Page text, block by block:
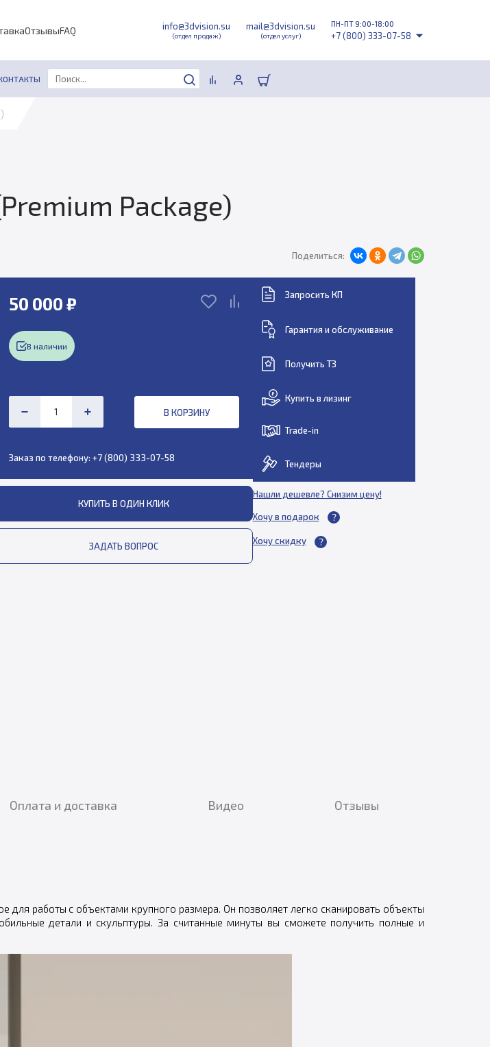
ОтзывыFAQ info@3dvision.su
(отдел продаж)
mail@3dvision.su
(отдел услуг)
ПН-ПТ 9:00-18:00
+7 (800) 333-07-58
Package)
Поделиться:
50 000 ₽
В наличии
В КОРЗИНУ
Заказ по телефону: +7 (800) 333-07-58
КУПИТЬ В ОДИН КЛИК
ЗАДАТЬ ВОПРОС
Запросить КП
Гарантия и обслуживание
Получить ТЗ
Купить в лизинг
Trade-in
Тендеры
Нашли дешевле? Снизим цену!
Хочу в подарок
Хочу скидку
Оплата и доставка Видео Отзывы
для работы с объектами крупного размера. Он позволяет легко сканировать объекты
детали и скульптуры. За считанные минуты вы сможете получить полные и